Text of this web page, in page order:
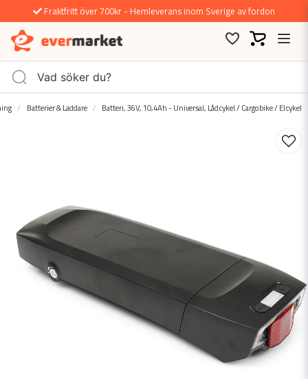
Fraktfritt över 700kr - Hemleverans inom Sverige av fordon
Batterier & Laddare Batteri, 36V, 10,4Ah - Universal, Lådcykel / Cargobike / Elcykel